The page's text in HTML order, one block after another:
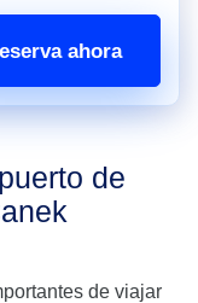
ahora
de
de viajar